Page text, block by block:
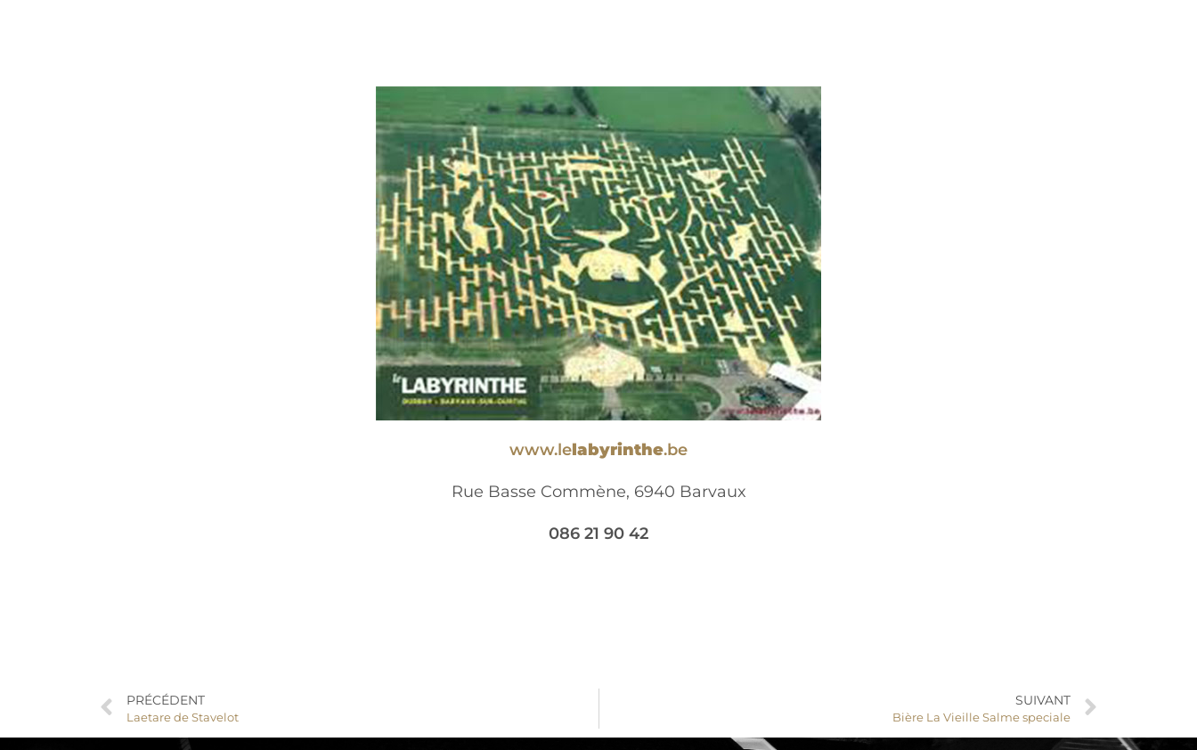
www.lelabyrinthe.be
Rue Basse Commène, 6940 Barvaux
086 21 90 42
PRÉCÉDENT
Laetare de Stavelot
SUIVANT
Bière La Vieille Salme speciale